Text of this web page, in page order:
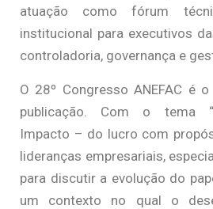
atuação como fórum
institucional para executivos
controladoria, governança e
O 28º Congresso ANEFAC é
publicação. Com o tema
Impacto – do lucro com
lideranças empresariais,
para discutir a evolução do
um contexto no qual o